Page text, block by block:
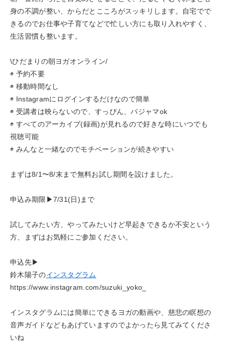
身の不調が整い、からだとこころがスッキリします。自宅でで
きるのでお仕事や子育てなどで忙しい方にも取り入れやすく、
生活習慣も整います。
\ひだまりの朝ヨガオンライン/
◉ 予約不要
◉ 移動時間なし
◉ Instagramにログインするだけなので簡単
◉ 受講者は映らないので、すっぴん、パジャマok
◉ すべてのアーカイブ(録画)が見れるので好きな時にいつでも
視聴可能
◉ みんなと一緒なのでモチベーションが続きやすい
まずは8/1〜8/末まで無料お試し期間を設けました。
申込み期限▶︎7/31(日)まで
試してみたい方、やってみたいけど早起きできるか不安という
方、まずはお気軽にご参加ください。
申込先▶︎
鈴木陽子のインスタグラム
https://www.instagram.com/suzuki_yoko_
インスタグラムには簡単にできるヨガの動画や、慈悲の瞑想の
音声ガイドなどもあげていますのでよかったら見てみてくださ
いね